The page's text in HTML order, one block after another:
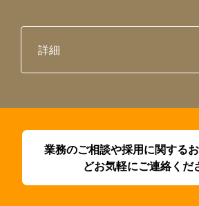
詳細
業務のご相談や採用に関する
どお気軽にご連絡くだ